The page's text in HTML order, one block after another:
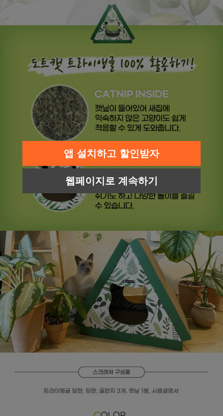
앱 설치하고 할인받자
웹페이지로 계속하기